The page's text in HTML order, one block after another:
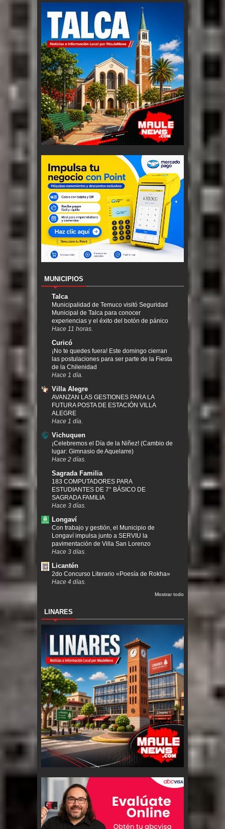
MUNICIPIOS
Talca
Municipalidad de Temuco visitó Seguridad
Municipal de Talca para conocer
experiencias y el éxito del botón de pánico
Hace 11 horas.
Curicó
¡No te quedes fuera! Este domingo cierran
las postulaciones para ser parte de la Fiesta
de la Chilenidad
Hace 1 día.
Villa Alegre
AVANZAN LAS GESTIONES PARA LA
FUTURA POSTA DE ESTACIÓN VILLA
ALEGRE
Hace 1 día.
Vichuquen
¡Celebremos el Día de la Niñez! (Cambio de
lugar: Gimnasio de Aquelarre)
Hace 2 días.
Sagrada Familia
183 COMPUTADORES PARA
ESTUDIANTES DE 7° BÁSICO DE
SAGRADA FAMILIA
Hace 3 días.
Longaví
Con trabajo y gestión, el Municipio de
Longaví impulsa junto a SERVIU la
pavimentación de Villa San Lorenzo
Hace 3 días.
Licantén
2do Concurso Literario «Poesía de Rokha»
Hace 4 días.
Mostrar todo
LINARES